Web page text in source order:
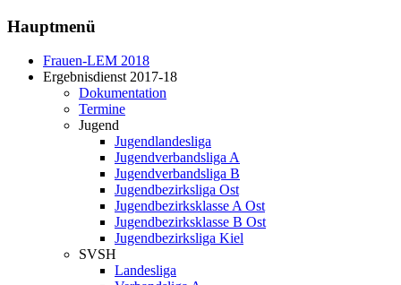
Hauptmenü
Frauen-LEM 2018
Ergebnisdienst 2017-18
Dokumentation
Termine
Jugend
Jugendlandesliga
Jugendverbandsliga A
Jugendverbandsliga B
Jugendbezirksliga Ost
Jugendbezirksklasse A Ost
Jugendbezirksklasse B Ost
Jugendbezirksliga Kiel
SVSH
Landesliga